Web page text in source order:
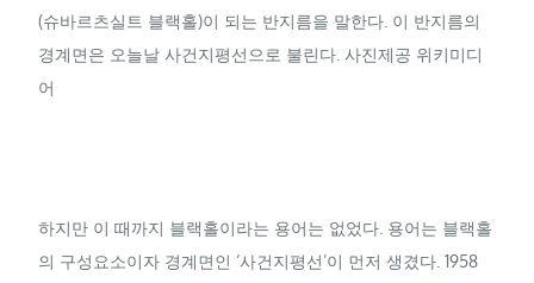
(슈바르츠실트 블랙홀)이 되는 반지름을 말한다. 이 반지름의
경계면은 오늘날 사건지평선으로 불린다. 사진제공 위키미디
어
하지만 이 때까지 블랙홀이라는 용어는 없었다. 용어는 블랙홀
의 구성요소이자 경계면인 ‘사건지평선’이 먼저 생겼다. 1958